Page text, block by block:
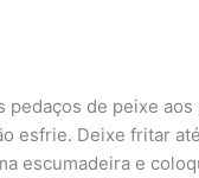
pedaços de peixe
esfrie. Deixe fritar
escumadeira e